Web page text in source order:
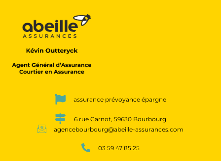
assurance prévoyance épargne
6 rue Carnot, 59630 Bourbourg
agencebourbourg@abeille-assurances.com
03 59 47 85 25